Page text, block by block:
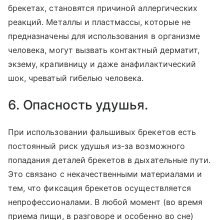
брекетах, становятся причиной аллергических
реакций. Металлы и пластмассы, которые не
предназначены для использования в организме
человека, могут вызвать контактный дерматит,
экзему, крапивницу и даже анафилактический
шок, чреватый гибелью человека.
6. Опасность удушья.
При использовании фальшивых брекетов есть
постоянный риск удушья из-за возможного
попадания деталей брекетов в дыхательные пути.
Это связано с некачественными материалами и
тем, что фиксация брекетов осуществляется
непрофессионалами. В любой момент (во время
приема пищи, в разговоре и особенно во сне)